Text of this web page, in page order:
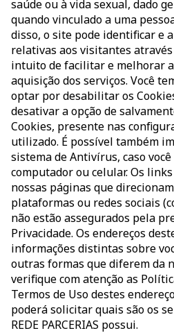
saúde ou à vida sexual, dado
quando vinculado a uma
disso, o site pode identificar e
relativas aos visitantes através
intuito de facilitar e melhorar
aquisição dos serviços. Você
optar por desabilitar os
desativar a opção de
Cookies, presente nas
utilizado. É possível também
sistema de Antivírus, caso
computador ou celular. Os
nossas páginas que
plataformas ou redes sociais
não estão assegurados pela
Privacidade. Os endereços
informações distintas sobre
outras formas que diferem da
verifique com atenção as
Termos de Uso destes
poderá solicitar quais são os
REDE PARCERIAS possui.